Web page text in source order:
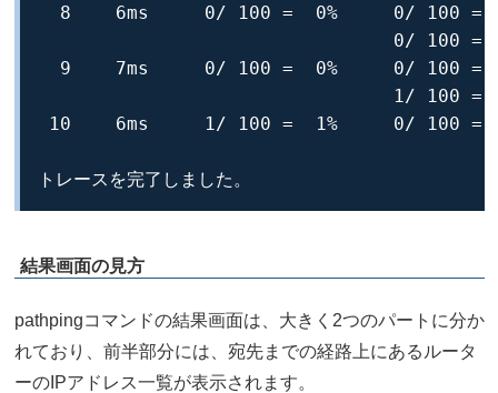
8    6ms     0/ 100 =  0%     0/ 100 =
0/ 100 =
9    7ms     0/ 100 =  0%     0/ 100 =
1/ 100 =
10    6ms     1/ 100 =  1%     0/ 100 =
トレースを完了しました。
結果画面の見方
pathpingコマンドの結果画面は、大きく2つのパートに分か
れており、前半部分には、宛先までの経路上にあるルータ
ーのIPアドレス一覧が表示されます。